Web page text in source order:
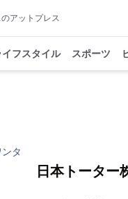
アットプレス
イフスタイル スポーツ
日本トーター
タ